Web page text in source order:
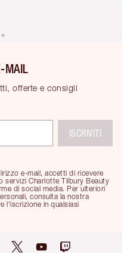
MAIL
offerte e consigli
e-mail, accetti di ricevere
servizi Charlotte Tilbury Beauty
di social media. Per ulteriori
consulta la nostra
l'iscrizione in qualsiasi
ISCRIVITI